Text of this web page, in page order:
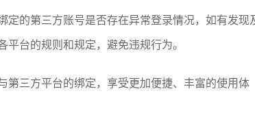
定的第三方账号是否存在异常登录情况，如有发现
台的规则和规定，避免违规行为。
第三方平台的绑定，享受更加便捷、丰富的使用体